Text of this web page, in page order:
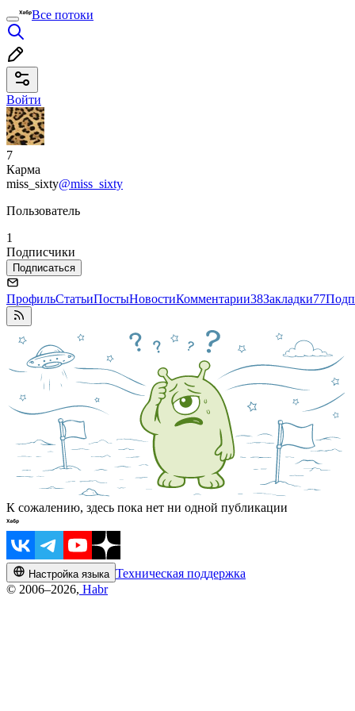
Все потоки
Войти
7
Карма
miss_sixty@miss_sixty
Пользователь
1
Подписчики
Подписаться
ПрофильСтатьиПостыНовостиКомментарии38Закладки77
К сожалению, здесь пока нет ни одной публикации
Настройка языка Техническая поддержка
© 2006–2026, Habr